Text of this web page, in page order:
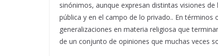
sinónimos, aunque expresan distintas visiones
pública y en el campo de lo privado.. En
generalizaciones en materia religiosa que
de un conjunto de opiniones que muchas veces